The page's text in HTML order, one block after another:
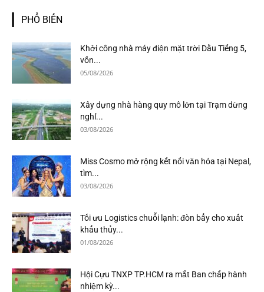
PHỔ BIẾN
Khởi công nhà máy điện mặt trời Dầu Tiếng 5,
vốn...
05/08/2026
Xây dựng nhà hàng quy mô lớn tại Trạm dừng
nghỉ...
03/08/2026
Miss Cosmo mở rộng kết nối văn hóa tại Nepal,
tìm...
03/08/2026
Tối ưu Logistics chuỗi lạnh: đòn bẩy cho xuất
khẩu thủy...
01/08/2026
Hội Cựu TNXP TP.HCM ra mắt Ban chấp hành
nhiệm kỳ...